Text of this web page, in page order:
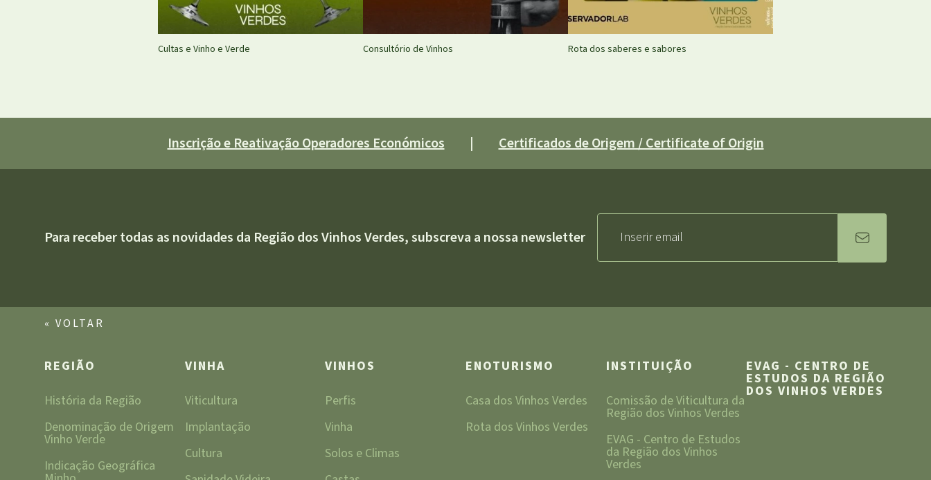
Cultas e Vinho e Verde Consultório de Vinhos Rota dos saberes e sabores
Inscrição e Reativação Operadores Económicos | Certificados de Origem / Certificate of Origin
Para receber todas as novidades da Região dos Vinhos Verdes, subscreva a nossa newsletter
« VOLTAR
REGIÃO
História da Região
Denominação de Origem
Vinho Verde
Indicação Geográfica
VINHA
Viticultura
Implantação
Cultura
VINHOS
Perfis
Vinha
Solos e Climas
ENOTURISMO
Casa dos Vinhos Verdes
Rota dos Vinhos Verdes
INSTITUIÇÃO
Comissão de Viticultura da
Região dos Vinhos Verdes
EVAG - Centro de Estudos
da Região dos Vinhos
Verdes
EVAG - CENTRO DE
ESTUDOS DA REGIÃO
DOS VINHOS VERDES